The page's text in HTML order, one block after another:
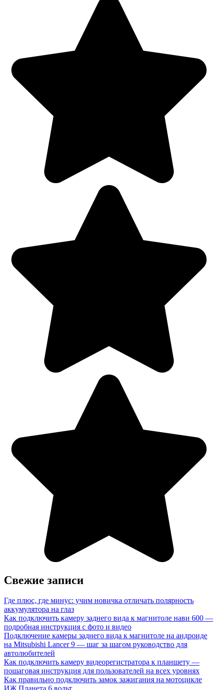
Свежие записи
Где плюс, где минус: учим новичка отличать полярность
аккумулятора на глаз
Как подключить камеру заднего вида к магнитоле нави 600 —
подробная инструкция с фото и видео
Подключение камеры заднего вида к магнитоле на андроиде
на Mitsubishi Lancer 9 — шаг за шагом руководство для
автолюбителей
Как подключить камеру видеорегистратора к планшету —
пошаговая инструкция для пользователей на всех уровнях
Как правильно подключить замок зажигания на мотоцикле